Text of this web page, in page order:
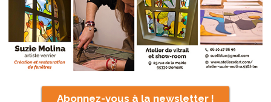
Abonnez-vous à la newsletter !